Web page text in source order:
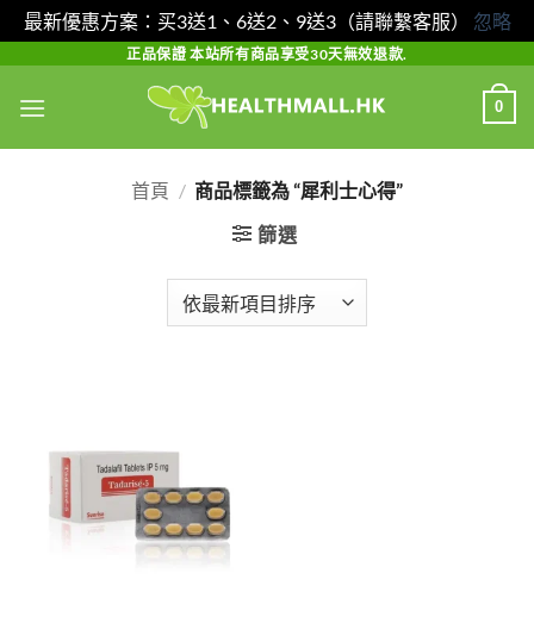
最新優惠方案：买3送1、6送2、9送3（請聯繫客服） 忽略
content
正品保證 本站所有商品享受30天無效退款.
0
首頁 / 商品標籤為 “犀利士心得”
篩選